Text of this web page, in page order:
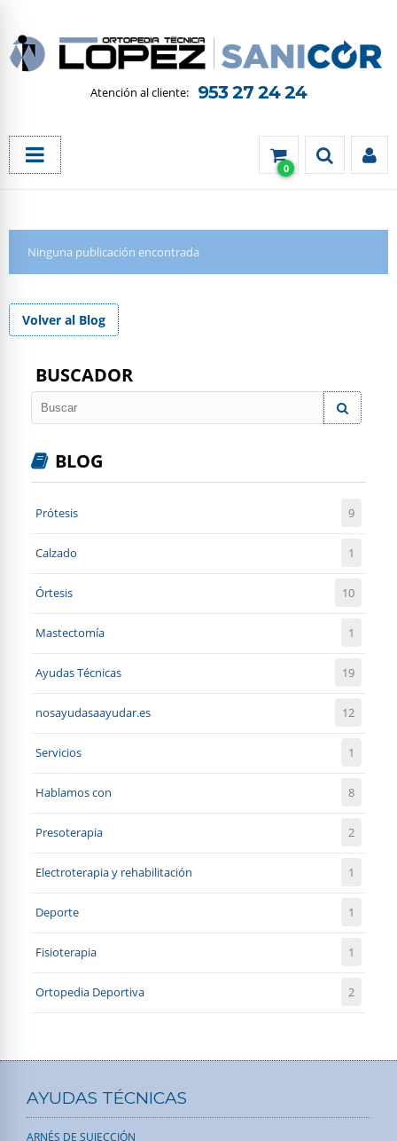
953 27 24 24
0
Ninguna publicación encontrada
Volver al Blog
BUSCADOR
BLOG
Prótesis 9
Calzado 1
Órtesis 10
Mastectomía 1
Ayudas Técnicas 19
nosayudasaayudar.es 12
Servicios 1
Hablamos con 8
Presoterapia 2
Electroterapia y rehabilitación 1
Deporte 1
Fisioterapia 1
Ortopedia Deportiva 2
AYUDAS TÉCNICAS
ARNÉS DE SUJECCIÓN